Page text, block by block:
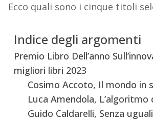
Ecco quali sono i cinque titoli
Indice degli argomenti
Premio Libro Dell’anno
migliori libri 2023
Cosimo Accoto, Il mondo in
Luca Amendola, L’algoritmo
Guido Caldarelli, Senza uguali